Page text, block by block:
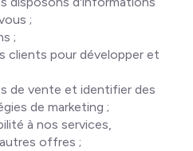
;
;
clients pour développer et
de vente et identifier des
de marketing ;
à nos services,
offres ;